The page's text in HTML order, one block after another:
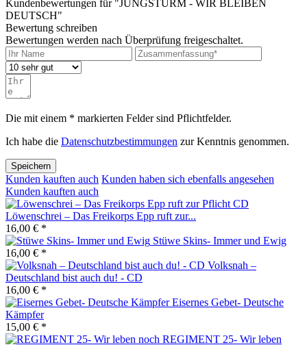
Kundenbewertungen für "JUNGSTURM - WIR BLEIBEN
DEUTSCH"
Bewertung schreiben
Bewertungen werden nach Überprüfung freigeschaltet.
Die mit einem * markierten Felder sind Pflichtfelder.
Ich habe die Datenschutzbestimmungen zur Kenntnis genommen.
Speichern
Kunden kauften auch Kunden haben sich ebenfalls angesehen
Kunden kauften auch
Löwenschrei – Das Freikorps Epp ruft zur...
16,00 € *
Stüwe Skins- Immer und Ewig
16,00 € *
Volksnah –
Deutschland bist auch du! - CD
16,00 € *
Eisernes Gebet- Deutsche
Kämpfer
15,00 € *
REGIMENT 25- Wir leben